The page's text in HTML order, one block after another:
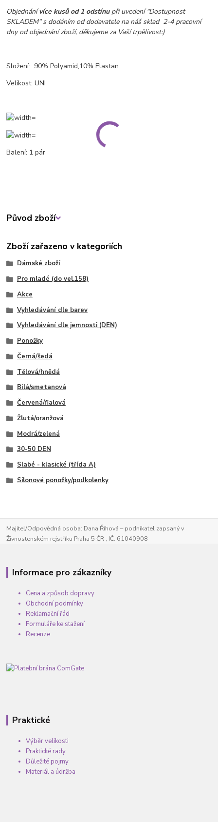
Objednánívíce kusů od 1 odstínupři uvedení "Dostupnost
SKLADEM" s dodáním od dodavatele na náš sklad 2-4 pracovní
dny od objednání zboží, děkujeme za Vaší trpělivost:)
Složení: 90% Polyamid,10% Elastan
Velikost: UNI
Balení: 1 pár
Původ zboží
Zboží zařazeno v kategoriích
Dámské zboží
Pro mladé (do vel.158)
Akce
Vyhledávání dle barev
Vyhledávání dle jemnosti (DEN)
Ponožky
Černá/šedá
Tělová/hnědá
Bílá/smetanová
Červená/fialová
Žlutá/oranžová
Modrá/zelená
30-50 DEN
Slabé - klasické (třída A)
Silonové ponožky/podkolenky
Majitel/Odpovědná osoba: Dana Říhová – podnikatel zapsaný v
Živnostenském rejstříku Praha 5 ČR , IČ: 61040908
Informace pro zákazníky
Cena a způsob dopravy
Obchodní podmínky
Reklamační řád
Formuláře ke stažení
Recenze
Praktické
Výběr velikosti
Praktické rady
Důležité pojmy
Materiál a údržba